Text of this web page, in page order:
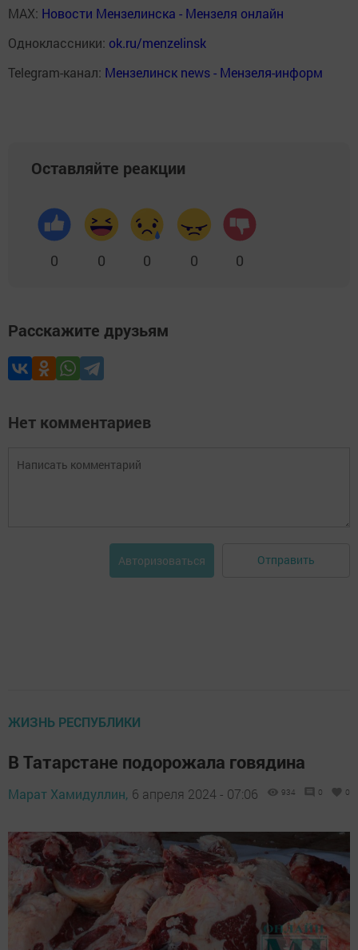
MAX: Новости Мензелинска - Мензеля онлайн
Одноклассники: ok.ru/menzelinsk
Telegram-канал: Мензелинск news - Мензеля-информ
Оставляйте реакции
0 0 0 0 0
Расскажите друзьям
Нет комментариев
Авторизоваться Отправить
ЖИЗНЬ РЕСПУБЛИКИ
В Татарстане подорожала говядина
Марат Хамидуллин, 6 апреля 2024 - 07:06 934 0 0